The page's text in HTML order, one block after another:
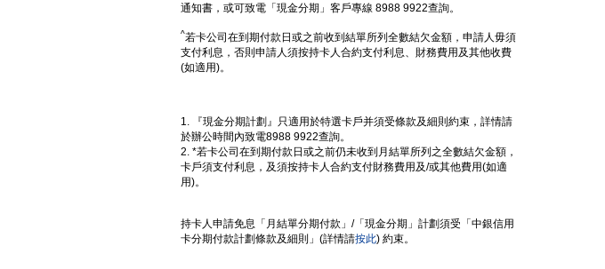
通知書，或可致電「現金分期」客戶專線 8988 9922查詢。
^若卡公司在到期付款日或之前收到結單所列全數結欠金額，申請人毋須
支付利息，否則申請人須按持卡人合約支付利息、財務費用及其他收費
(如適用)。
1. 『現金分期計劃』只適用於特選卡戶并須受條款及細則約束，詳情請
於辦公時間內致電8988 9922查詢。
2. *若卡公司在到期付款日或之前仍未收到月結單所列之全數結欠金額，
卡戶須支付利息，及須按持卡人合約支付財務費用及/或其他費用(如適
用)。
持卡人申請免息「月結單分期付款」/「現金分期」計劃須受「中銀信用
卡分期付款計劃條款及細則」(詳情請按此) 約束。